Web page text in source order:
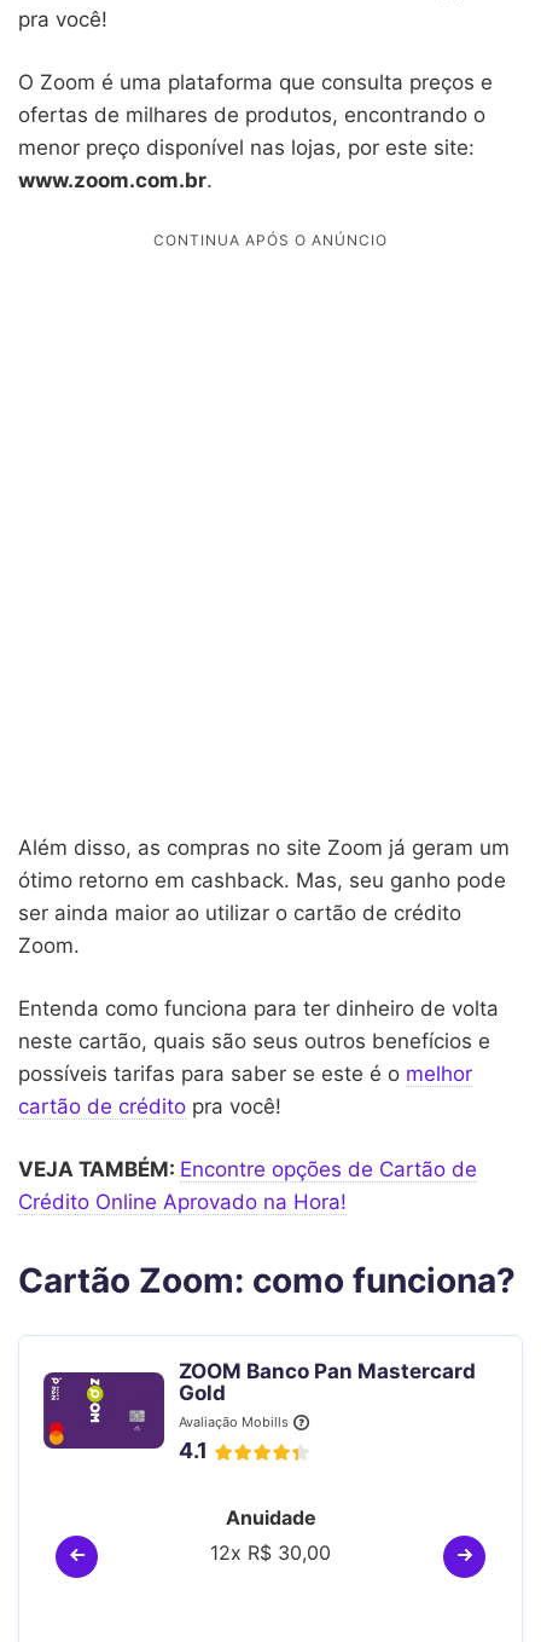
pra você!
O Zoom é uma plataforma que consulta preços e
ofertas de milhares de produtos, encontrando o
menor preço disponível nas lojas, por este site:
www.zoom.com.br.
Além disso, as compras no site Zoom já geram um
ótimo retorno em cashback. Mas, seu ganho pode
ser ainda maior ao utilizar o cartão de crédito
Zoom.
Entenda como funciona para ter dinheiro de volta
neste cartão, quais são seus outros benefícios e
possíveis tarifas para saber se este é o melhor
cartão de crédito pra você!
VEJA TAMBÉM: Encontre opções de Cartão de
Crédito Online Aprovado na Hora!
Cartão Zoom: como funciona?
ZOOM Banco Pan Mastercard
Gold
Avaliação Mobills
4.1
Anuidade
12x R$ 30,00